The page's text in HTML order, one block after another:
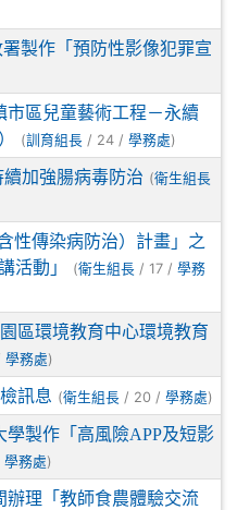
製作「預防性影像犯罪宣
市區兒童藝術工程－永續
(訓育組長 / 24 / 學務處)
加強腸病毒防治 (衛生組長
性傳染病防治）計畫」之
活動」
(衛生組長 / 17 / 學務
區環境教育中心環境教育
學務處)
訊息 (衛生組長 / 20 / 學務處)
學製作「高風險APP及短影
學務處)
辦理「教師食農體驗交流